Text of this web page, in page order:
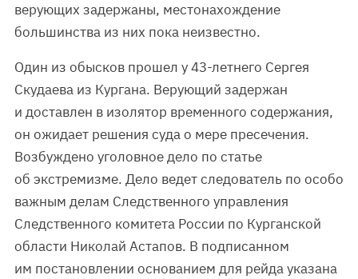
верующих задержаны, местонахождение
большинства из них пока неизвестно.
Один из обысков прошел у 43-летнего Сергея
Скудаева из Кургана. Верующий задержан
и доставлен в изолятор временного содержания,
он ожидает решения суда о мере пресечения.
Возбуждено уголовное дело по статье
об экстремизме. Дело ведет следователь по особо
важным делам Следственного управления
Следственного комитета России по Курганской
области Николай Астапов. В подписанном
им постановлении основанием для рейда указана